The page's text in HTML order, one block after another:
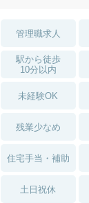
管理職求人
駅から徒歩
10分以内
未経験OK
残業少なめ
住宅手当・補助
土日祝休